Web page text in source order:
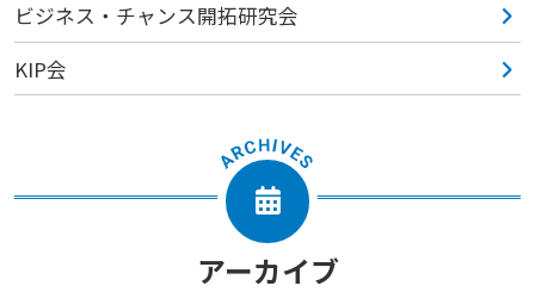
ビジネス・チャンス開拓研究会
KIP会
アーカイブ